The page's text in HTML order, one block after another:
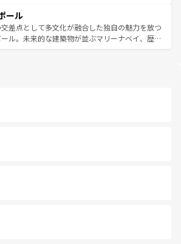
しい。
候は一年中温暖で、どの季節にも異なる楽しみ
る。親しみやすいタイの人々、仏教を中心とし
して多様な観光資源が、訪れる旅人を魅了し続
訪れても感動するはず。観光スポットが密集し
率よく見どころを回れるのも魅力。息をのむよ
ら文化的な体験まで、香港を存分に楽しみ尽く
ール
差点として多文化が融合した独自の魅力を放つ
ル。未来的な建築物が並ぶマリーナベイ、歴史
ーズは地元の風情を楽しめる外せないスポット